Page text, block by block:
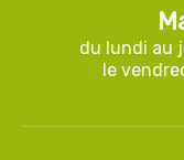
du lundi au
le